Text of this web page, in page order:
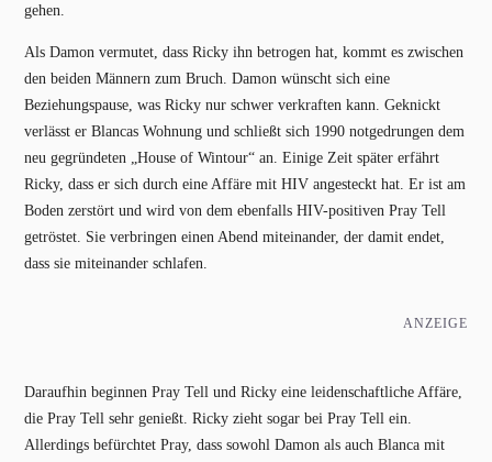
gehen.
Als Damon vermutet, dass Ricky ihn betrogen hat, kommt es zwischen
den beiden Männern zum Bruch. Damon wünscht sich eine
Beziehungspause, was Ricky nur schwer verkraften kann. Geknickt
verlässt er Blancas Wohnung und schließt sich 1990 notgedrungen dem
neu gegründeten „House of Wintour“ an. Einige Zeit später erfährt
Ricky, dass er sich durch eine Affäre mit HIV angesteckt hat. Er ist am
Boden zerstört und wird von dem ebenfalls HIV-positiven Pray Tell
getröstet. Sie verbringen einen Abend miteinander, der damit endet,
dass sie miteinander schlafen.
ANZEIGE
Daraufhin beginnen Pray Tell und Ricky eine leidenschaftliche Affäre,
die Pray Tell sehr genießt. Ricky zieht sogar bei Pray Tell ein.
Allerdings befürchtet Pray, dass sowohl Damon als auch Blanca mit